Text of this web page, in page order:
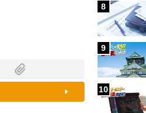
8
9
10